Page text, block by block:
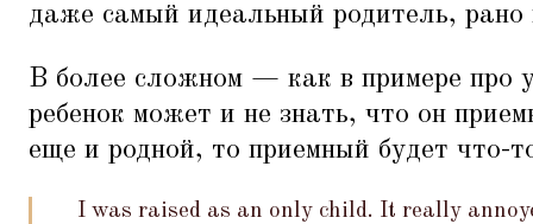
даже самый идеальный родитель, рано
В более сложном — как в примере про
ребенок может и не знать, что он
еще и родной, то приемный будет что-
I was raised as an only child. It really